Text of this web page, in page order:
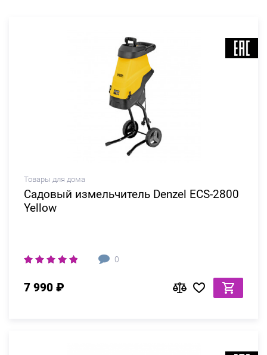
Товары для дома
Садовый измельчитель Denzel ECS-2800
Yellow
0
7 990 ₽